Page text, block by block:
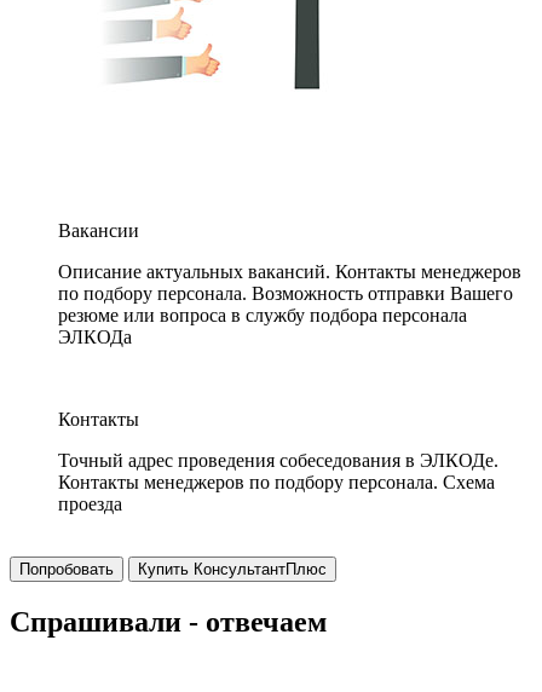
Вакансии
Описание актуальных вакансий. Контакты менеджеров
по подбору персонала. Возможность отправки Вашего
резюме или вопроса в службу подбора персонала
ЭЛКОДа
Контакты
Точный адрес проведения собеседования в ЭЛКОДе.
Контакты менеджеров по подбору персонала. Схема
проезда
Попробовать Купить КонсультантПлюс
Спрашивали - отвечаем